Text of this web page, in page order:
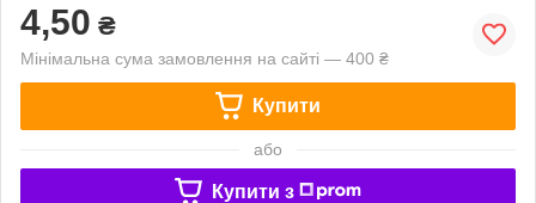
4,50 ₴
Мінімальна сума замовлення на сайті — 400 ₴
Купити
або
Купити з